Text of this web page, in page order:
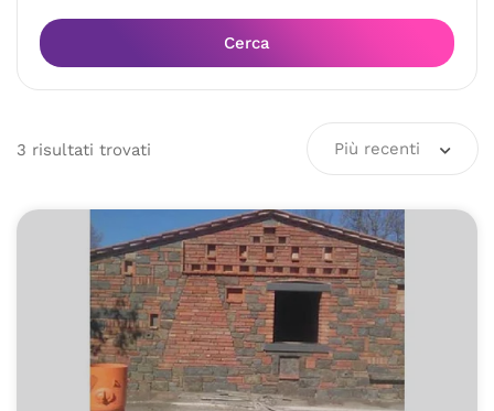
Cerca
3 risultati trovati Più recenti